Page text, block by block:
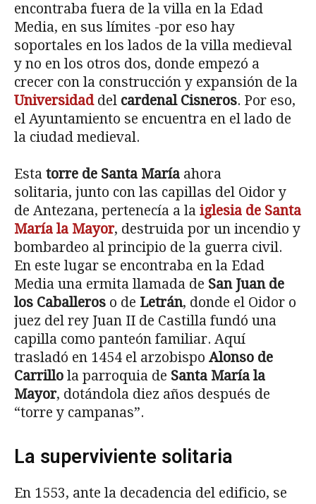
encontraba fuera de la villa en la Edad
Media, en sus límites -por eso hay
soportales en los lados de la villa medieval
y no en los otros dos, donde empezó a
crecer con la construcción y expansión de la
Universidad del cardenal Cisneros. Por eso,
el Ayuntamiento se encuentra en el lado de
la ciudad medieval.
Esta torre de Santa María ahora
solitaria, junto con las capillas del Oidor y
de Antezana, pertenecía a la iglesia de Santa
María la Mayor, destruida por un incendio y
bombardeo al principio de la guerra civil.
En este lugar se encontraba en la Edad
Media una ermita llamada de San Juan de
los Caballeros o de Letrán, donde el Oidor o
juez del rey Juan II de Castilla fundó una
capilla como panteón familiar. Aquí
trasladó en 1454 el arzobispo Alonso de
Carrillo la parroquia de Santa María la
Mayor, dotándola diez años después de
“torre y campanas”.
La superviviente solitaria
En 1553, ante la decadencia del edificio, se